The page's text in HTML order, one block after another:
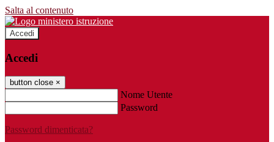
Salta al contenuto
Accedi
Accedi
button close ×
Nome Utente
Password
Password dimenticata?